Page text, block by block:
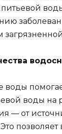
питьевой
воды
воды на
— от
позволяет